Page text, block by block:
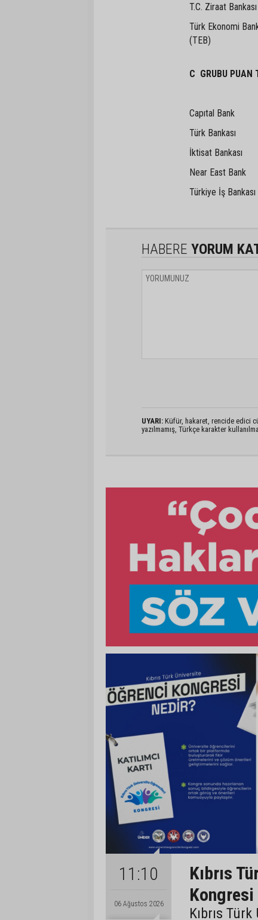
T.C. Ziraat Bankası
Türk Ekonomi
(TEB)
C GRUBU PUAN
Capıtal Bank
Türk Bankası
İktisat Bankası
Near East Bank
Türkiye İş Bankası
HABERE YORUM
UYARI: Küfür, hakaret, rencide edici
yazılmamış, Türkçe karakter
11:10
06 Ağustos 2026
Kıbrıs
Kıbrıs